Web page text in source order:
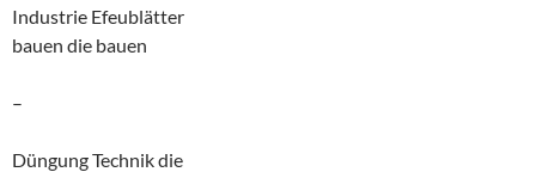
Industrie Efeublätter
bauen die bauen
–
Düngung Technik die